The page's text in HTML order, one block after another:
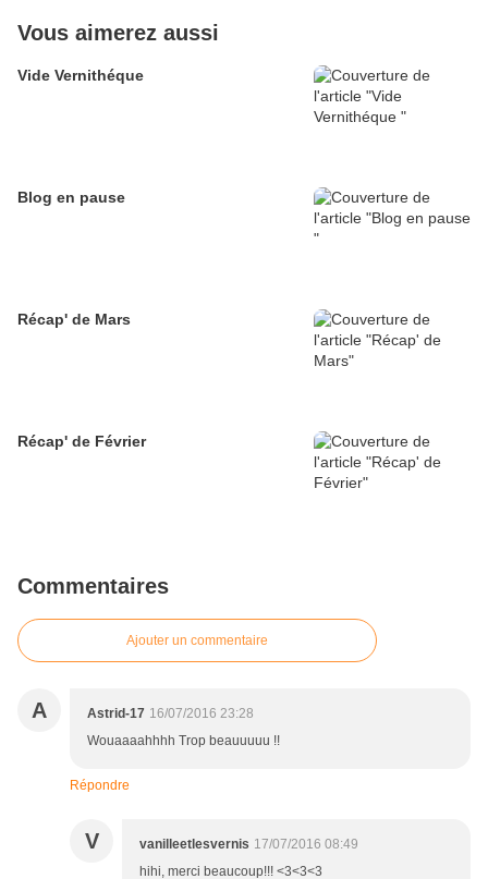
Vous aimerez aussi
Vide Vernithéque
Blog en pause
Récap' de Mars
Récap' de Février
Commentaires
Ajouter un commentaire
A Astrid-17 16/07/2016 23:28
Wouaaaahhhh Trop beauuuuu !!
Répondre
V vanilleetlesvernis 17/07/2016 08:49
hihi, merci beaucoup!!! <3<3<3